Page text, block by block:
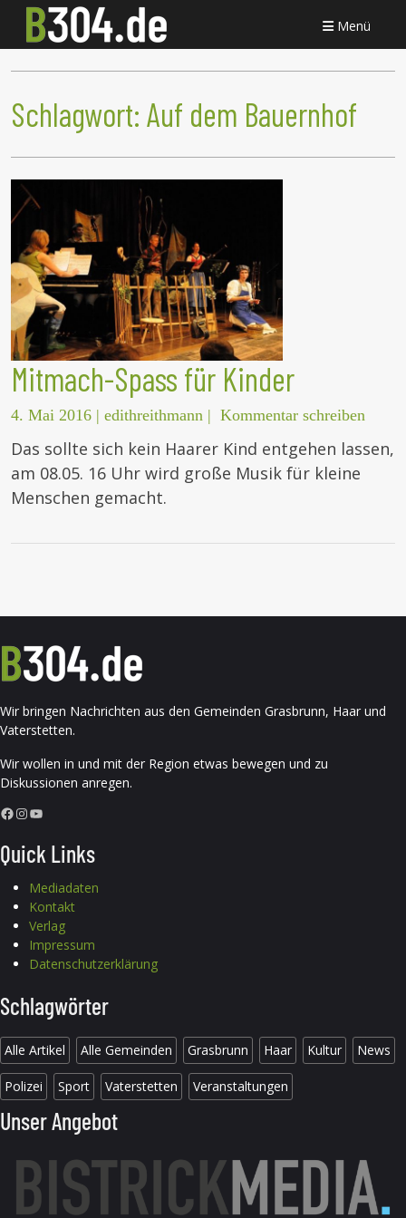
Menü
Schlagwort: Auf dem Bauernhof
Mitmach-Spass für Kinder
4. Mai 2016 | edithreithmann | Kommentar schreiben
Das sollte sich kein Haarer Kind entgehen lassen,
am 08.05. 16 Uhr wird große Musik für kleine
Menschen gemacht.
Wir bringen Nachrichten aus den Gemeinden Grasbrunn, Haar und
Vaterstetten.
Wir wollen in und mit der Region etwas bewegen und zu
Diskussionen anregen.
Facebook InstagramYouTube
Quick Links
Mediadaten
Kontakt
Verlag
Impressum
Datenschutzerklärung
Schlagwörter
Alle Artikel Alle Gemeinden Grasbrunn Haar Kultur News
Polizei Sport Vaterstetten Veranstaltungen
Unser Angebot